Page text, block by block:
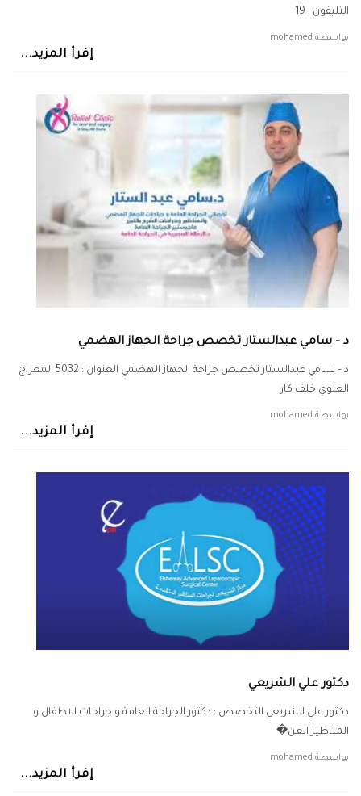
التليفون : 19
بواسطة mohamed
إقرأ المزيد...
د – سامي عبدالستار تخصص جراحة الجهاز الهضمي
د – سامي عبدالستار تخصص جراحة الجهاز الهضمي العنوان : 5032 المعراج
العلوي خلف كار
بواسطة mohamed
إقرأ المزيد...
دكتور علي الشريعي
دكتور علي الشريعي التخصص : دكتور الجراحة العامة و جراحات الاطفال و
المناظير العن�
بواسطة mohamed
إقرأ المزيد...